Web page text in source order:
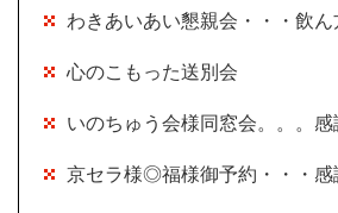
わきあいあい懇親会・・・飲ん
心のこもった送別会
いのちゅう会様同窓会。。。感
京セラ様◎福様御予約・・・感